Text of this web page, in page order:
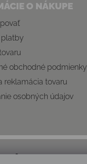
O NÁKUPE
platby
obchodné podmienky
reklamácia tovaru
osobných údajov